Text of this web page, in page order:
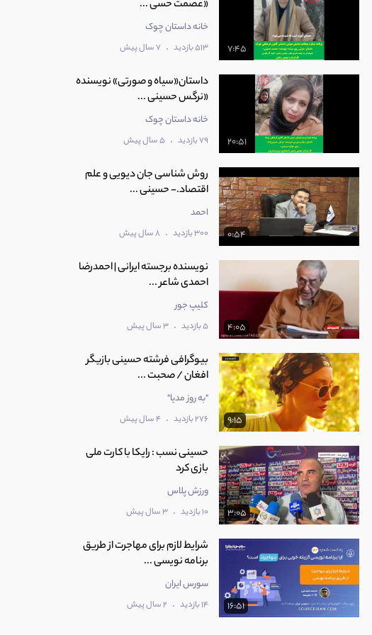
7:45
«عصمت حسی ...
خانه داستان چوک
513 بازدید . 7 سال پیش
20:51
داستان«سیاه و صورتی» نویسنده
«نرگس حسینی ...
خانه داستان چوک
79 بازدید . 5 سال پیش
0:54
روش شناسی جان دیویی و علم
اقتصاد.- حسینی ...
احمد
300 بازدید . 8 سال پیش
4:05
نویسنده برجسته ایرانی | احمدرضا
احمدی شاعر ...
کلیپ جور
5 بازدید . 3 سال پیش
9:15
بیوگرافی فرشته حسینی بازیگر
افغان / صحبت ...
"به روز مدیا"
276 بازدید . 4 سال پیش
3:05
حسینی‌ نسب : رایکا با کارت ملی
بازی کرد
ورزش پلاس
10 بازدید . 3 سال پیش
16:51
شرایط لازم برای مهاجرت از طریق
برنامه نویسی ...
سورس ایران
14 بازدید . 2 سال پیش